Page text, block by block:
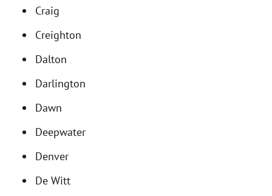
Craig
Creighton
Dalton
Darlington
Dawn
Deepwater
Denver
De Witt